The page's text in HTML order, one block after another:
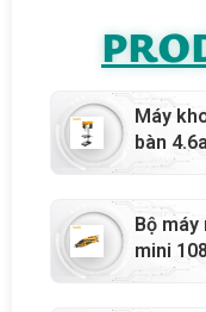
Máy
bàn
79826
Bộ máy
mini
tiết –